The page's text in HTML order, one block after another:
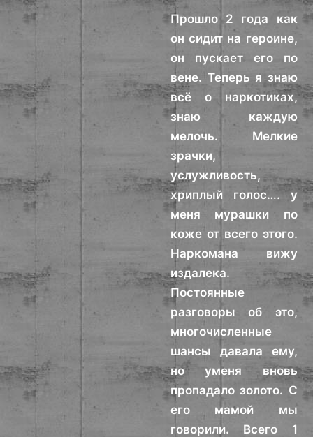
Прошло 2 года как
он сидит на героине,
он пускает его по
вене. Теперь я знаю
всё о наркотиках,
знаю каждую
мелочь. Мелкие
зрачки,
услужливость,
хриплый голос…. у
меня мурашки по
коже от всего этого.
Наркомана вижу
издалека.
Постоянные
разговоры об это,
многочисленные
шансы давала ему,
но уменя вновь
пропадало золото. С
его мамой мы
говорили. Всего 1